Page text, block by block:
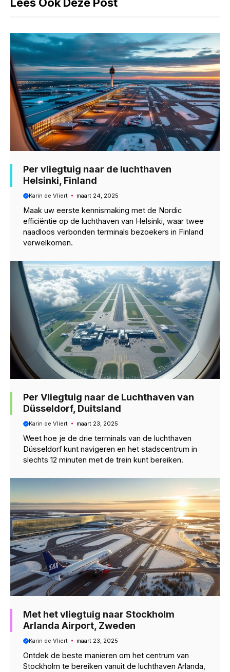
Lees Ook Deze Post
Per vliegtuig naar de luchthaven
Helsinki, Finland
Karin de Vliert maart 24, 2025
Maak uw eerste kennismaking met de Nordic
efficiëntie op de luchthaven van Helsinki, waar twee
naadloos verbonden terminals bezoekers in Finland
verwelkomen.
Per Vliegtuig naar de Luchthaven van
Düsseldorf, Duitsland
Karin de Vliert maart 23, 2025
Weet hoe je de drie terminals van de luchthaven
Düsseldorf kunt navigeren en het stadscentrum in
slechts 12 minuten met de trein kunt bereiken.
Met het vliegtuig naar Stockholm
Arlanda Airport, Zweden
Karin de Vliert maart 23, 2025
Ontdek de beste manieren om het centrum van
Stockholm te bereiken vanuit de luchthaven Arlanda,